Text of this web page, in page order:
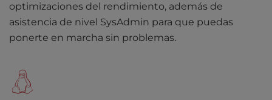
optimizaciones del rendimiento, además de
asistencia de nivel SysAdmin para que puedas
ponerte en marcha sin problemas.